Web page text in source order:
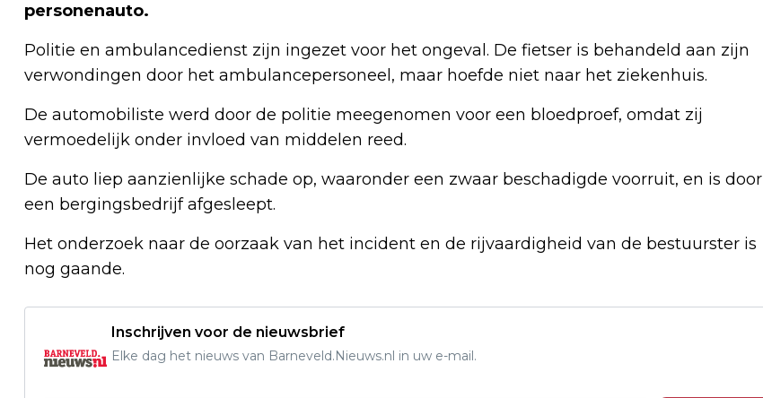
personenauto.
Politie en ambulancedienst zijn ingezet voor het ongeval. De fietser is behandeld aan zijn
verwondingen door het ambulancepersoneel, maar hoefde niet naar het ziekenhuis.
De automobiliste werd door de politie meegenomen voor een bloedproef, omdat zij
vermoedelijk onder invloed van middelen reed.
De auto liep aanzienlijke schade op, waaronder een zwaar beschadigde voorruit, en is door
een bergingsbedrijf afgesleept.
Het onderzoek naar de oorzaak van het incident en de rijvaardigheid van de bestuurster is
nog gaande.
Inschrijven voor de nieuwsbrief
Elke dag het nieuws van Barneveld.Nieuws.nl in uw e-mail.